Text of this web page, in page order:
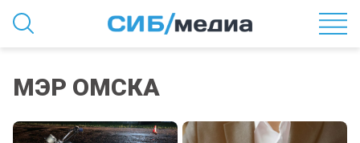
МЭР ОМСКА